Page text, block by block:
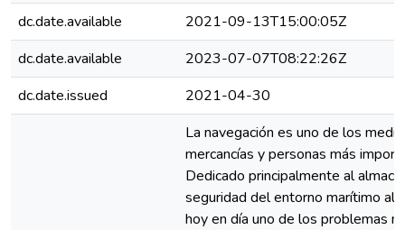
dc.date.available
2021-09-13T15:00:05Z
dc.date.available
2023-07-07T08:22:26Z
dc.date.issued
2021-04-30
La navegación es uno de los
mercancías y personas más
Dedicado principalmente al
seguridad del entorno marítimo
hoy en día uno de los problemas